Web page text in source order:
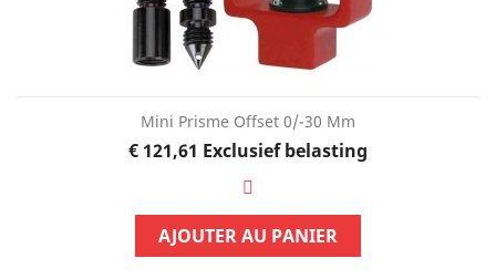
Mini Prisme Offset 0/-30 Mm
Prijs
€ 121,61 Exclusief belasting
AJOUTER AU PANIER